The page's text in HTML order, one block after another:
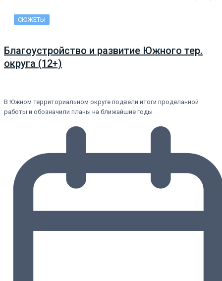
СЮЖЕТЫ
Благоустройство и развитие Южного тер.
округа (12+)
В Южном территориальном округе подвели итоги проделанной
работы и обозначили планы на ближайшие годы